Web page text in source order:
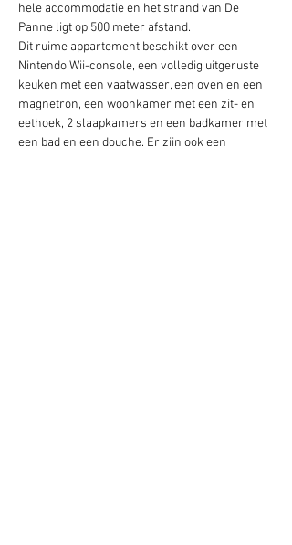
hele accommodatie en het strand van De
Panne ligt op 500 meter afstand.
Dit ruime appartement beschikt over een
Nintendo Wii-console, een volledig uitgeruste
keuken met een vaatwasser, een oven en een
magnetron, een woonkamer met een zit- en
eethoek, 2 slaapkamers en een badkamer met
een bad en een douche. Er zijn ook een